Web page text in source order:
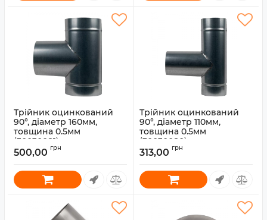
Трійник оцинкований
90°, діаметр 160мм,
товщина 0.5мм
(30030081)
Артикул: 30030081
500,00 грн
Трійник оцинкований
90°, діаметр 110мм,
товщина 0.5мм
(30030080)
Артикул: 30030080
313,00 грн